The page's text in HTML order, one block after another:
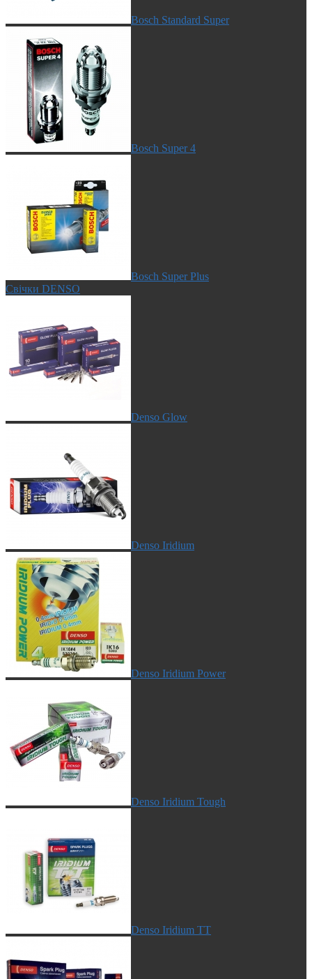
Bosch Standard Super
Bosch Super 4
Bosch Super Plus
Свічки DENSO
Denso Glow
Denso Iridium
Denso Iridium Power
Denso Iridium Tough
Denso Iridium TT